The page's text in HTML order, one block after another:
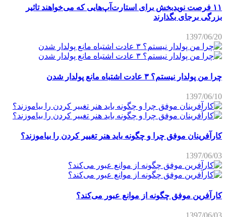
۱۱ فرصت نویدبخش برای استارت‌آپ‌هایی که می‌خواهند تاثیر
بزرگی برجای بگذارند
1397/06/20
چرا من پولدار نیستم؟ ۳ عادت اشتباه مانع پولدار شدن
1397/06/10
کارآفرینان موفق چرا و چگونه باید هنر تغییر کردن را بیاموزند؟
1397/06/03
کارآفرین موفق چگونه از موانع عبور می‌کند؟
1397/06/03